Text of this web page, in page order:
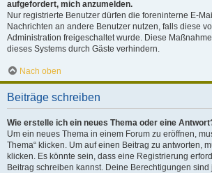
aufgefordert, mich anzumelden.
Nur registrierte Benutzer dürfen die foreninterne E-
Nachrichten an andere Benutzer nutzen, falls diese
Administration freigeschaltet wurde. Diese
dieses Systems durch Gäste verhindern.
Nach oben
Beiträge schreiben
Wie erstelle ich ein neues Thema oder eine
Um ein neues Thema in einem Forum zu eröffnen,
Thema“ klicken. Um auf einen Beitrag zu antworten,
klicken. Es könnte sein, dass eine Registrierung
Beitrag schreiben kannst. Deine Berechtigungen